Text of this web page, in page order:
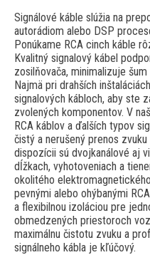
Signálové káble slúžia na
autorádiom alebo DSP
Ponúkame RCA cinch káble
Kvalitný signalový kábel
zosilňovača, minimalizuje
Najmä pri drahších
signalových kábloch, aby ste
zvolených komponentov. V
RCA káblov a ďalších typov
čistý a nerušený prenos
dispozícii sú dvojkanálové aj
dĺžkach, vyhotoveniach a
okolitého
pevnými alebo ohýbanými
a flexibilnou izoláciou pre
obmedzených priestoroch
maximálnu čistotu zvuku a
signálneho kábla je kľúčový.